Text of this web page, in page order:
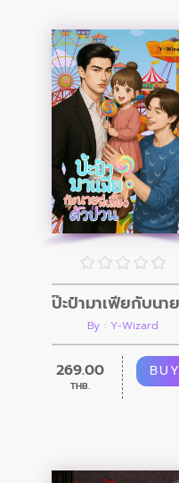
By : Y-Wizard
269.00
THB.
BUY